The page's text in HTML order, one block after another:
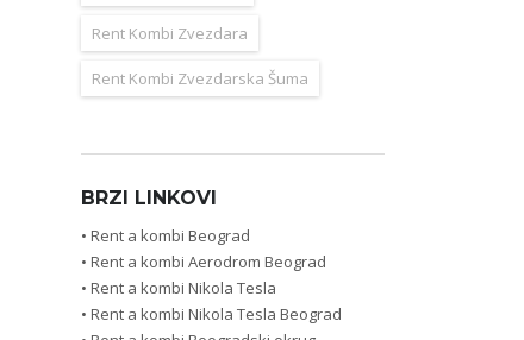
Rent Kombi Zvezdara
Rent Kombi Zvezdarska Šuma
BRZI LINKOVI
• Rent a kombi Beograd
• Rent a kombi Aerodrom Beograd
• Rent a kombi Nikola Tesla
• Rent a kombi Nikola Tesla Beograd